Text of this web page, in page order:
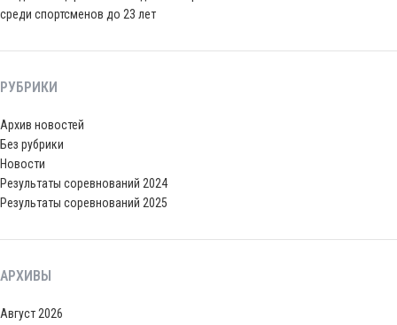
среди спортсменов до 23 лет
РУБРИКИ
Архив новостей
Без рубрики
Новости
Результаты соревнований 2024
Результаты соревнований 2025
АРХИВЫ
Август 2026